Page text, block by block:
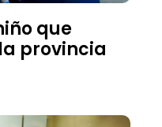
que
provincia